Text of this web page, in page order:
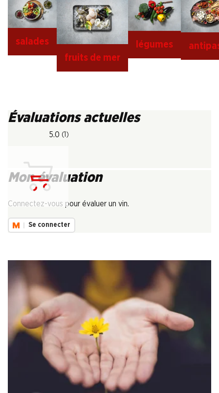
salades
fruits de mer
légumes
Évaluations actuelles
5.0 (1)
Mon évaluation
Connectez-vous pour évaluer un vin.
Se connecter